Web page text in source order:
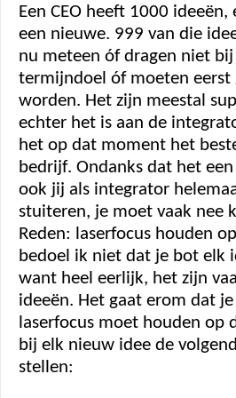
Een CEO heeft 1000
een nieuwe. 999 van die
nu meteen óf dragen niet
termijndoel óf moeten
worden. Het zijn meestal
echter het is aan de
het op dat moment het
bedrijf. Ondanks dat het
ook jij als integrator
stuiteren, je moet vaak nee
Reden: laserfocus houden
bedoel ik niet dat je bot elk
want heel eerlijk, het zijn
ideeën. Het gaat erom dat
laserfocus moet houden op
bij elk nieuw idee de
stellen: